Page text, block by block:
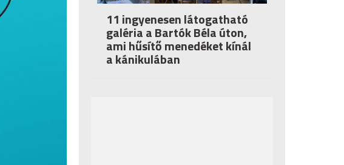
11 ingyenesen látogatható
galéria a Bartók Béla úton,
ami hűsítő menedéket kínál
a kánikulában